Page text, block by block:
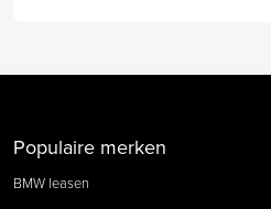
Populaire merken
BMW leasen